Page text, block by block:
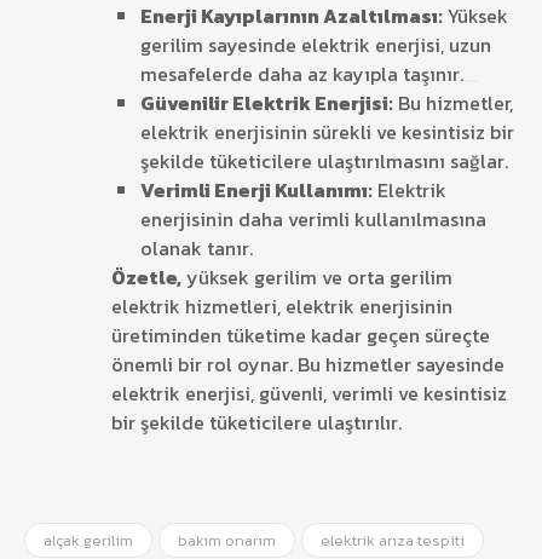
Enerji Kayıplarının Azaltılması:Yüksek
gerilim sayesinde elektrik enerjisi, uzun
mesafelerde daha az kayıpla taşınır.
Güvenilir Elektrik Enerjisi: Bu hizmetler,
elektrik enerjisinin sürekli ve kesintisiz bir
şekilde tüketicilere ulaştırılmasını sağlar.
Verimli Enerji Kullanımı: Elektrik
enerjisinin daha verimli kullanılmasına
olanak tanır.
Özetle,yüksek gerilim ve orta gerilim
elektrik hizmetleri, elektrik enerjisinin
üretiminden tüketime kadar geçen süreçte
önemli bir rol oynar. Bu hizmetler sayesinde
elektrik enerjisi, güvenli, verimli ve kesintisiz
bir şekilde tüketicilere ulaştırılır.
alçak gerilim bakım onarım elektrik arıza tespiti